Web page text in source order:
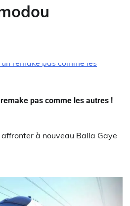
pas comme les autres !
à nouveau Balla Gaye